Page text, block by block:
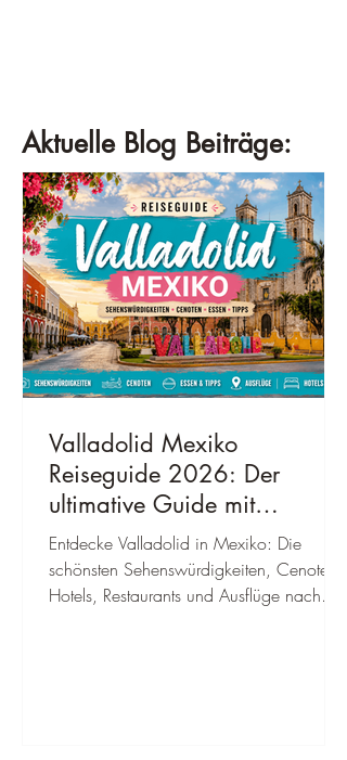
Aktuelle Blog Beiträge:
Valladolid Mexiko
Reiseguide 2026: Der
ultimative Guide mit
Sehenswürdigkeiten,
Geheimtipps, Kosten &
bester Reisezeit
Entdecke Valladolid in Mexiko: Die
schönsten Sehenswürdigkeiten, Cenoten,
Hotels, Restaurants und Ausflüge nach